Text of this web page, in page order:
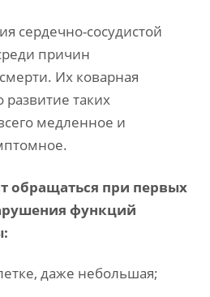
сердечно-сосудистой
причин
Их коварная
развитие таких
медленное и
обращаться при первых
функций
даже небольшая;